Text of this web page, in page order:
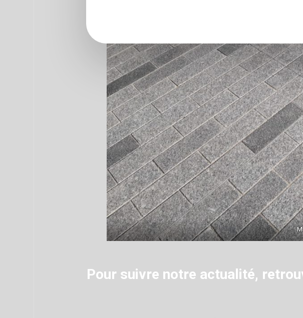
Pour suivre notre actualité,